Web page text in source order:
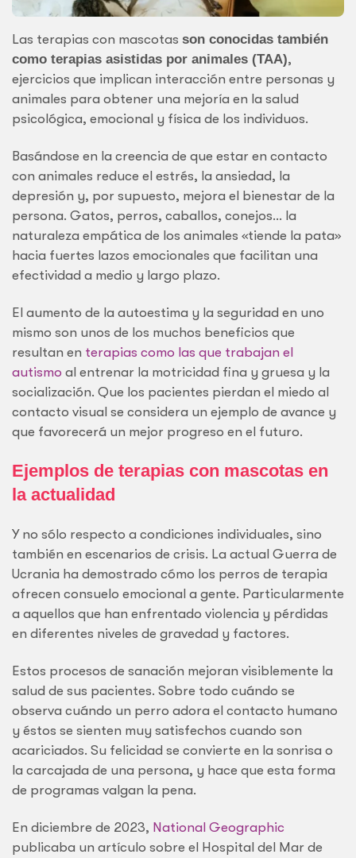
Las terapias con mascotas son conocidas también
como terapias asistidas por animales (TAA),
ejercicios que implican interacción entre personas y
animales para obtener una mejoría en la salud
psicológica, emocional y física de los individuos.
Basándose en la creencia de que estar en contacto
con animales reduce el estrés, la ansiedad, la
depresión y, por supuesto, mejora el bienestar de la
persona. Gatos, perros, caballos, conejos… la
naturaleza empática de los animales «tiende la pata»
hacia fuertes lazos emocionales que facilitan una
efectividad a medio y largo plazo.
El aumento de la autoestima y la seguridad en uno
mismo son unos de los muchos beneficios que
resultan en terapias como las que trabajan el
autismo al entrenar la motricidad fina y gruesa y la
socialización. Que los pacientes pierdan el miedo al
contacto visual se considera un ejemplo de avance y
que favorecerá un mejor progreso en el futuro.
Ejemplos de terapias con mascotas en
la actualidad
Y no sólo respecto a condiciones individuales, sino
también en escenarios de crisis. La actual Guerra de
Ucrania ha demostrado cómo los perros de terapia
ofrecen consuelo emocional a gente. Particularmente
a aquellos que han enfrentado violencia y pérdidas
en diferentes niveles de gravedad y factores.
Estos procesos de sanación mejoran visiblemente la
salud de sus pacientes. Sobre todo cuándo se
observa cuándo un perro adora el contacto humano
y éstos se sienten muy satisfechos cuando son
acariciados. Su felicidad se convierte en la sonrisa o
la carcajada de una persona, y hace que esta forma
de programas valgan la pena.
En diciembre de 2023, National Geographic
publicaba un artículo sobre el Hospital del Mar de